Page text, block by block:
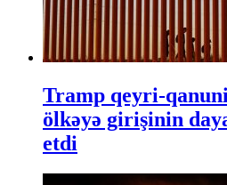
Tramp qeyri-
ölkəyə girişinin
etdi